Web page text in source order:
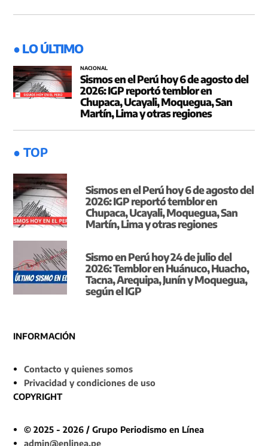
● LO ÚLTIMO
NACIONAL
Sismos en el Perú hoy 6 de agosto del
2026: IGP reportó temblor en
Chupaca, Ucayali, Moquegua, San
Martín, Lima y otras regiones
● TOP
Sismos en el Perú hoy 6 de agosto del
2026: IGP reportó temblor en
Chupaca, Ucayali, Moquegua, San
Martín, Lima y otras regiones
Sismo en Perú hoy 24 de julio del
2026: Temblor en Huánuco, Huacho,
Tacna, Arequipa, Junín y Moquegua,
según el IGP
INFORMACIÓN
Contacto y quienes somos
Privacidad y condiciones de uso
COPYRIGHT
© 2025 - 2026 / Grupo Periodismo en Línea
admin@enlinea.pe